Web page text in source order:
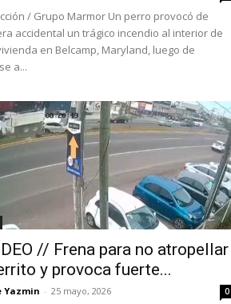
/ Grupo Marmor Un perro provocó de
accidental un trágico incendio al interior de
en Belcamp, Maryland, luego de
a...
// Frena para no atropellar
y provoca fuerte...
Yazmin - 25 mayo, 2026 0